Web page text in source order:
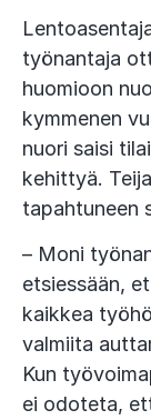
työnantaja
huomioon
kymmenen
nuori saisi
kehittyä.
tapahtuneen
– Moni
etsiessään,
kaikkea
valmiita
Kun
ei odoteta,